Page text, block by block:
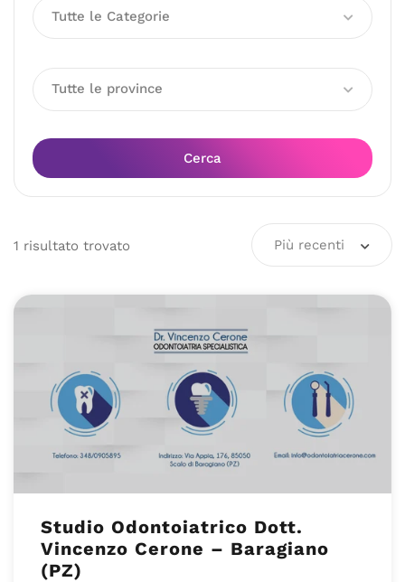
Tutte le Categorie
Tutte le province
Cerca
1 risultato trovato Più recenti
Studio Odontoiatrico Dott.
Vincenzo Cerone – Baragiano
(PZ)